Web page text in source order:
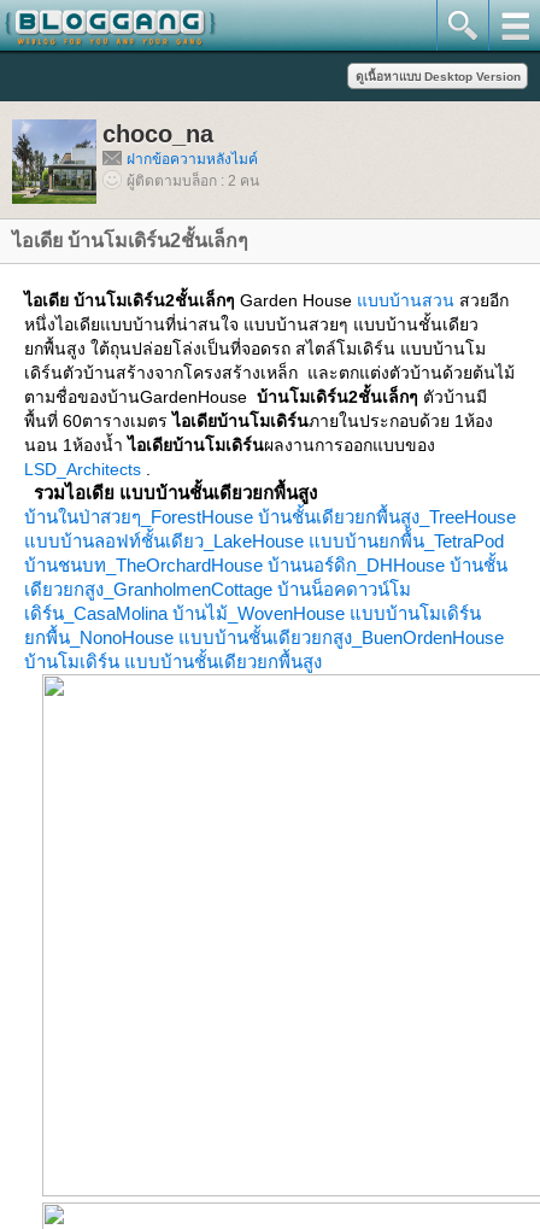
choco_na
ฝากข้อความหลังไมค์
ผู้ติดตามบล็อก : 2 คน
ไอเดีย บ้านโมเดิร์น2ชั้นเล็กๆ
ไอเดีย บ้านโมเดิร์น2ชั้นเล็กๆ Garden House บบบ้านสวน สวยอีก
หนึ่งไอเดียแบบบ้านที่น่าสนใจ แบบบ้านสวยๆ แบบบ้านชั้นเดียว
กพื้นสูง ใต้ถุนปล่อยโล่งเป็นที่จอดรถ สไตล์โมเดิร์น แบบบ้านโม
เดิร์นตัวบ้านสร้างจากโครงสร้างเหล็ก และตกแต่งตัวบ้านด้วยต้นไม้
ตามชื่อของบ้านGardenHouse บ้านโมเดิร์น2ชั้นเล็กๆ ตัวบ้านมี
พื้นที่ 60ตารางเมตรไอเดียบ้านโมเดิร์นภายในประกอบด้วย 1ห้อง
นอน 1ห้องน้ำไอเดียบ้านโมเดิร์นผลงานการออกแบบของ
LSD_Architects
รวมไอเดีย แบบบ้านชั้นเดียวยกพื้นสูง
บ้านในป่าสวยๆ_ForestHouse บ้านชั้นเดียวยกพื้นสูง_TreeHouse
บบบ้านลอฟท์ชั้นเดียว_LakeHouse บบบ้านยกพื้น_TetraPod
บ้านชนบท_TheOrchardHouse บ้านนอร์ดิก_DHHouse บ้านชั้น
เดียวยกสูง_GranholmenCottage บ้านน็อคดาวน์โม
เดิร์น_CasaMolina บ้านไม้_WovenHouse บบบ้านโมเดิร์น
กพื้น_NonoHouse บบบ้านชั้นเดียวยกสูง_BuenOrdenHouse
บ้านโมเดิร์น แบบบ้านชั้นเดียวยกพื้นสูง